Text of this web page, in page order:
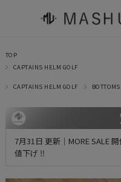
TOP
CAPTAINS HELM GOLF
CAPTAINS HELM GOLF BOTTOMS
7月31日 更新｜MORE SALE
値下げ ‼